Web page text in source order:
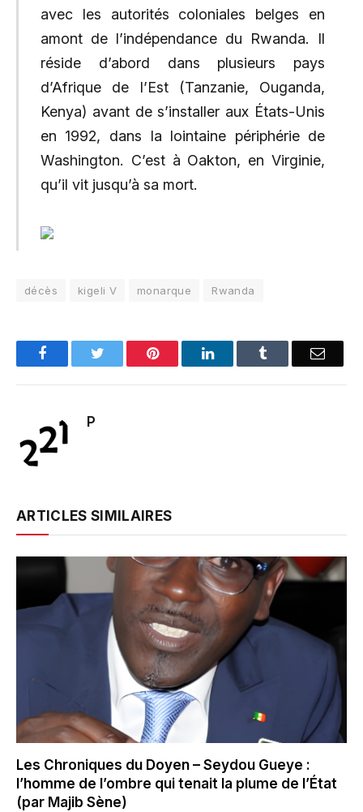
avec les autorités coloniales belges en
amont de l’indépendance du Rwanda. Il
réside d’abord dans plusieurs pays
d’Afrique de l’Est (Tanzanie, Ouganda,
Kenya) avant de s’installer aux États-Unis
en 1992, dans la lointaine périphérie de
Washington. C’est à Oakton, en Virginie,
qu’il vit jusqu’à sa mort.
décès kigeli V monarque Rwanda
FacebookTwitter Pinterest LinkedInTumblr Email
P
ARTICLES SIMILAIRES
Les Chroniques du Doyen – Seydou Gueye :
l’homme de l’ombre qui tenait la plume de l’État
(par Majib Sène)